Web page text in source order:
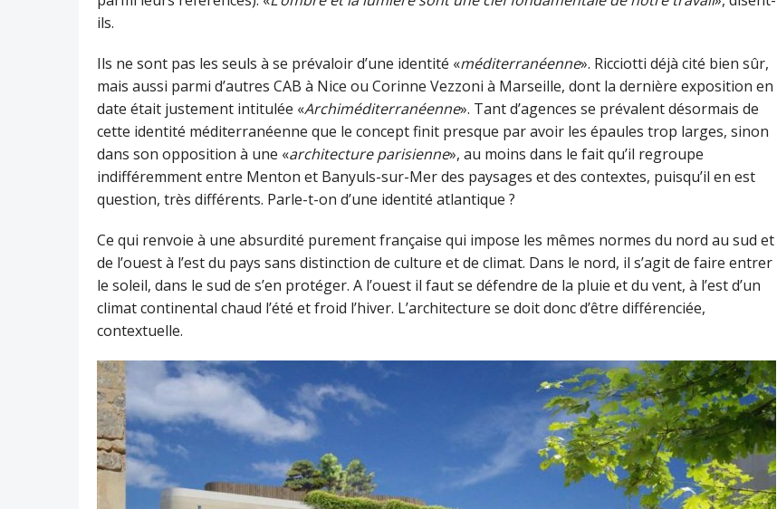
ils.
Ils ne sont pas les seuls à se prévaloir d’une identité «méditerranéenne». Ricciotti déjà cité bien sûr,
mais aussi parmi d’autres CAB à Nice ou Corinne Vezzoni à Marseille, dont la dernière exposition en
date était justement intitulée «Archiméditerranéenne». Tant d’agences se prévalent désormais de
cette identité méditerranéenne que le concept finit presque par avoir les épaules trop larges, sinon
dans son opposition à une «architecture parisienne», au moins dans le fait qu’il regroupe
indifféremment entre Menton et Banyuls-sur-Mer des paysages et des contextes, puisqu’il en est
question, très différents. Parle-t-on d’une identité atlantique ?
Ce qui renvoie à une absurdité purement française qui impose les mêmes normes du nord au sud et
de l’ouest à l’est du pays sans distinction de culture et de climat. Dans le nord, il s’agit de faire entrer
le soleil, dans le sud de s’en protéger. A l’ouest il faut se défendre de la pluie et du vent, à l’est d’un
climat continental chaud l’été et froid l’hiver. L’architecture se doit donc d’être différenciée,
contextuelle.